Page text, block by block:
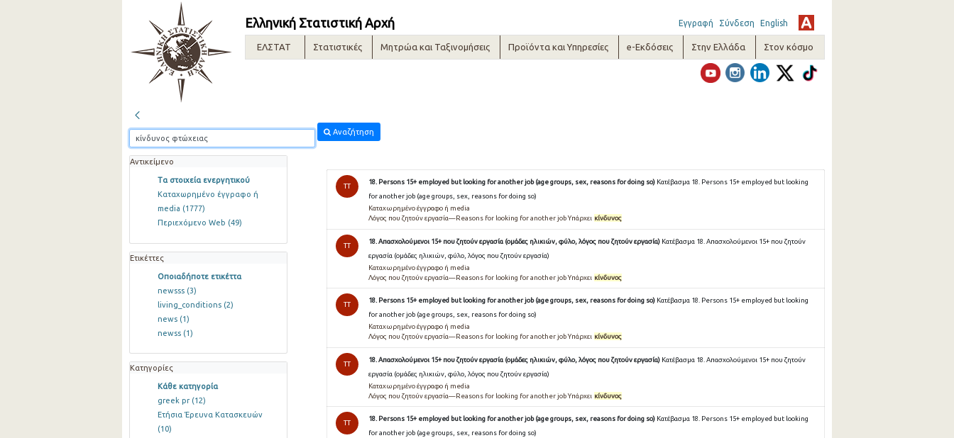
Ελληνική Στατιστική Αρχή Εγγραφή Σύνδεση English
ΕΛΣΤΑΤ Στατιστικές Μητρώα και Ταξινομήσεις Προϊόντα και Υπηρεσίες e-Εκδόσεις Στην Ελλάδα Στον κόσμο
Αναζήτηση
Αντικείμενο
Τα στοιχεία ενεργητικού
Καταχωρημένο έγγραφο ή
media (1777)
Περιεχόμενο Web (49)
Ετικέττες
Οποιαδήποτε ετικέττα
newsss (3)
living_conditions (2)
news (1)
newss (1)
Κατηγορίες
Κάθε κατηγορία
greek pr (12)
Ετήσια Έρευνα Κατασκευών
(10)
TT
18. Persons 15+ employed but looking for another job (age groups, sex, reasons for doing so) Κατέβασμα 18. Persons 15+ employed but looking
for another job (age groups, sex, reasons for doing so)
Καταχωρημένο έγγραφο ή media
Λόγος που ζητούν εργασία—Reasons for looking for another job Υπάρχει κίνδυνος
TT
18. Απασχολούμενοι 15+ που ζητούν εργασία (ομάδες ηλικιών, φύλο, λόγος που ζητούν εργασία) Κατέβασμα 18. Απασχολούμενοι 15+ που ζητούν
εργασία (ομάδες ηλικιών, φύλο, λόγος που ζητούν εργασία)
Καταχωρημένο έγγραφο ή media
Λόγος που ζητούν εργασία—Reasons for looking for another job Υπάρχει κίνδυνος
TT
18. Persons 15+ employed but looking for another job (age groups, sex, reasons for doing so) Κατέβασμα 18. Persons 15+ employed but looking
for another job (age groups, sex, reasons for doing so)
Καταχωρημένο έγγραφο ή media
Λόγος που ζητούν εργασία—Reasons for looking for another job Υπάρχει κίνδυνος
TT
18. Απασχολούμενοι 15+ που ζητούν εργασία (ομάδες ηλικιών, φύλο, λόγος που ζητούν εργασία) Κατέβασμα 18. Απασχολούμενοι 15+ που ζητούν
εργασία (ομάδες ηλικιών, φύλο, λόγος που ζητούν εργασία)
Καταχωρημένο έγγραφο ή media
Λόγος που ζητούν εργασία—Reasons for looking for another job Υπάρχει κίνδυνος
TT
18. Persons 15+ employed but looking for another job (age groups, sex, reasons for doing so) Κατέβασμα 18. Persons 15+ employed but looking
for another job (age groups, sex, reasons for doing so)